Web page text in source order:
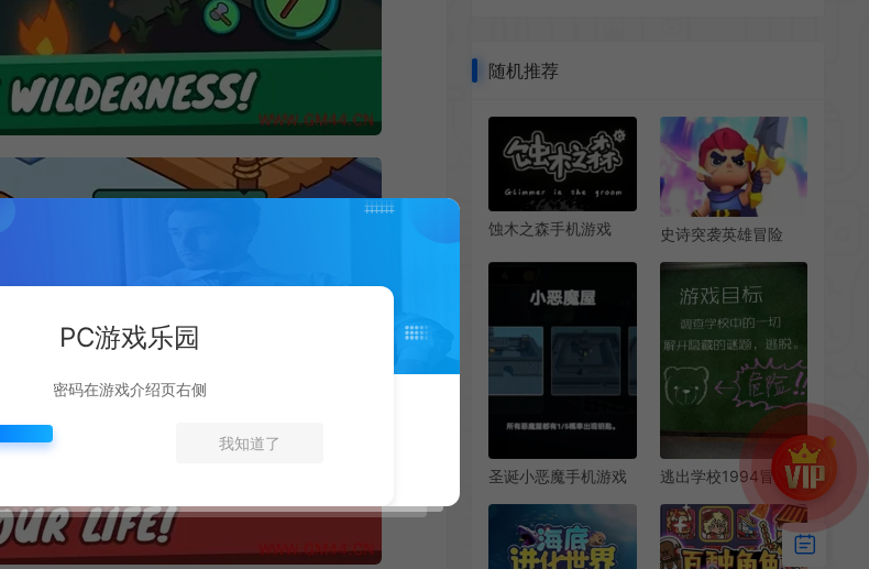
随机推荐
蚀木之森手机游戏
史诗突袭英雄冒险
圣诞小恶魔手机游戏
逃出学校1994冒险逃
生手机游戏[Android]
[v1.1]
PC游戏乐园
密码在游戏介绍页右侧
我知道了